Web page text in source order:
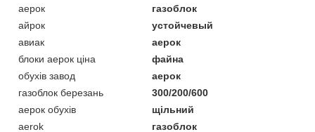
аерок
газоблок
айрок
устойчевый
авиак
аерок
блоки аерок ціна
файна
обухів завод
аерок
газоблок березань
300/200/600
аерок обухів
щільний
aerok
газоблок